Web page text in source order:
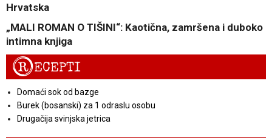
Hrvatska
„MALI ROMAN O TIŠINI“: Kaotična, zamršena i duboko
intimna knjiga
RECEPTI
Domaći sok od bazge
Burek (bosanski) za 1 odraslu osobu
Drugačija svinjska jetrica